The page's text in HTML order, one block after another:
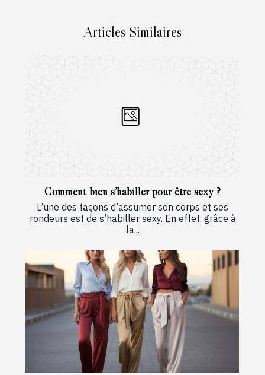
Articles Similaires
Comment bien s’habiller pour être sexy ?
L’une des façons d’assumer son corps et ses
rondeurs est de s’habiller sexy. En effet, grâce à
la...